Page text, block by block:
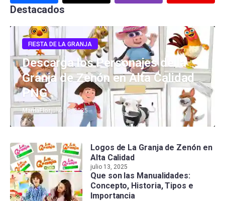
Destacados
FIESTA DE LA GRANJA
Descarga los Personajes de la
Granja de Zenón en Alta Calidad
PNG
MamaFlorjulio 13, 2025
Logos de La Granja de Zenón en
Alta Calidad
julio 13, 2025
Que son las Manualidades:
Concepto, Historia, Tipos e
Importancia